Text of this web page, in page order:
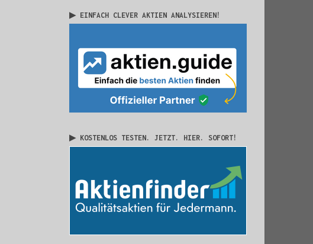
▶ EINFACH CLEVER AKTIEN ANALYSIEREN!
▶ KOSTENLOS TESTEN. JETZT. HIER. SOFORT!